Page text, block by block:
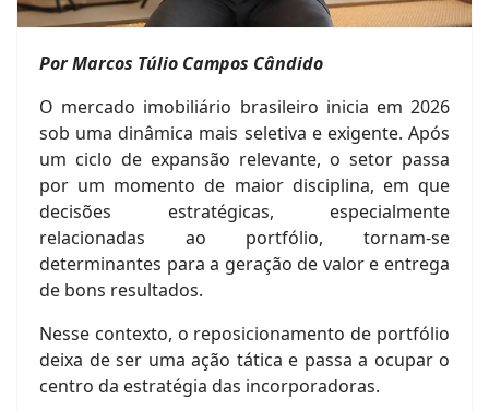
Por Marcos Túlio Campos Cândido
O mercado imobiliário brasileiro inicia em 2026
sob uma dinâmica mais seletiva e exigente. Após
um ciclo de expansão relevante, o setor passa
por um momento de maior disciplina, em que
decisões estratégicas, especialmente
relacionadas ao portfólio, tornam-se
determinantes para a geração de valor e entrega
de bons resultados.
Nesse contexto, o reposicionamento de portfólio
deixa de ser uma ação tática e passa a ocupar o
centro da estratégia das incorporadoras.